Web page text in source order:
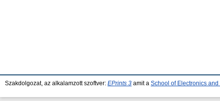
Szakdolgozat, az alkalamzott szoftver: EPrints 3 amit a School of Electronics